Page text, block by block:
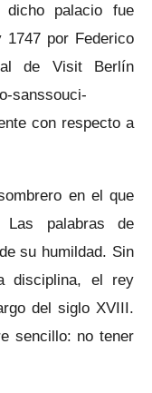
palacio fue
por Federico
de Visit Berlín
sanssouci-
con respecto a
en el que
palabras de
su humildad. Sin
disciplina, el rey
del siglo XVIII.
sencillo: no tener